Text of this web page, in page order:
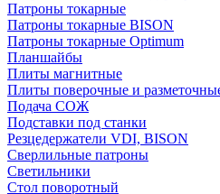
Патроны токарные
Патроны токарные BISON
Патроны токарные Optimum
Планшайбы
Плиты магнитные
Плиты поверочные и
Подача СОЖ
Подставки под станки
Резцедержатели VDI, BISON
Сверлильные патроны
Светильники
Стол поворотный